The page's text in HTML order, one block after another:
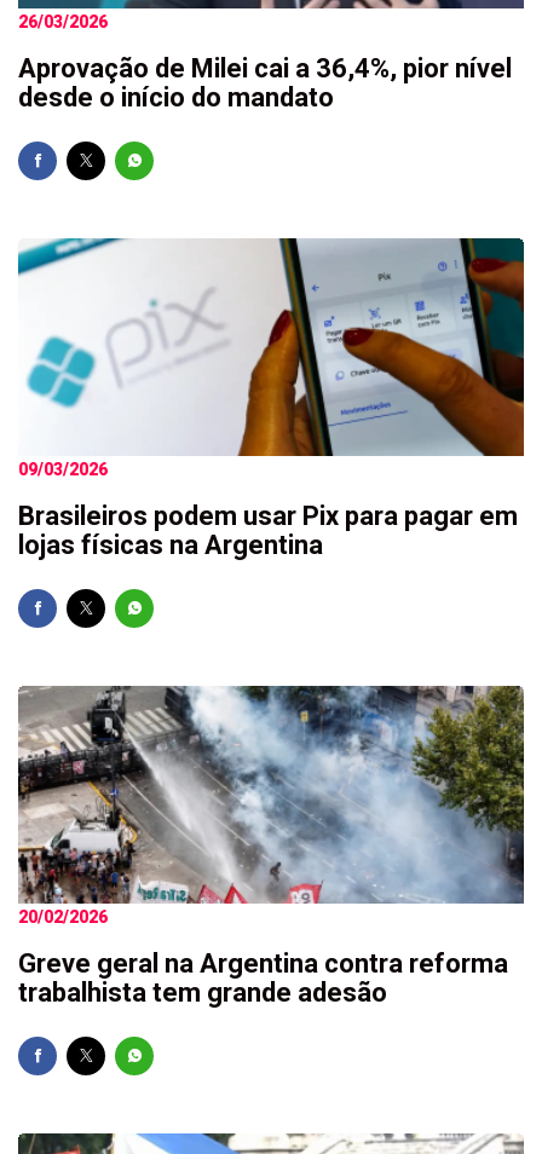
26/03/2026
Aprovação de Milei cai a 36,4%, pior nível
desde o início do mandato
09/03/2026
Brasileiros podem usar Pix para pagar em
lojas físicas na Argentina
20/02/2026
Greve geral na Argentina contra reforma
trabalhista tem grande adesão